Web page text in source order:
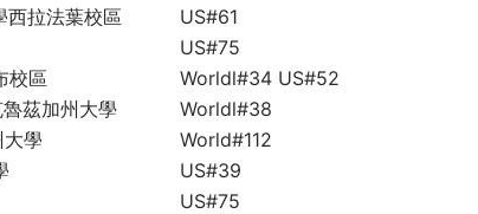
拉法葉校區
US#61
US#75
校區
Worldl#34 US#52
茲加州大學
Worldl#38
學
World#112
US#39
US#75